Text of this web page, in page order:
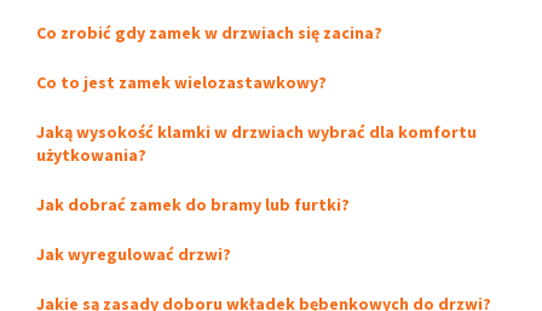
Co zrobić gdy zamek w drzwiach się zacina?
Co to jest zamek wielozastawkowy?
Jaką wysokość klamki w drzwiach wybrać dla komfortu
użytkowania?
Jak dobrać zamek do bramy lub furtki?
Jak wyregulować drzwi?
Jakie są zasady doboru wkładek bębenkowych do drzwi?